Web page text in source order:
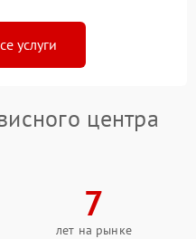
услуги
центра
7
лет на рынке